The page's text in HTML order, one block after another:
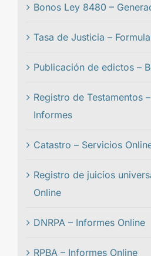
Bonos Ley 8480 –
Tasa de Justicia –
Publicación de edictos –
Registro de Testamentos
Informes
Catastro – Servicios
Registro de juicios
Online
DNRPA – Informes Online
RPBA – Informes Online